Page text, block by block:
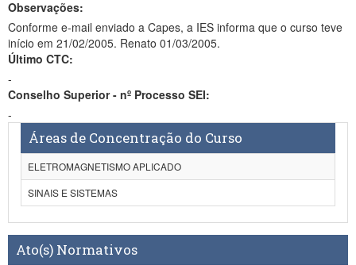
Observações:
Conforme e-mail enviado a Capes, a IES informa que o curso teve
início em 21/02/2005. Renato 01/03/2005.
Último CTC:
-
Conselho Superior - nº Processo SEI:
-
Áreas de Concentração do Curso
ELETROMAGNETISMO APLICADO
SINAIS E SISTEMAS
Ato(s) Normativos